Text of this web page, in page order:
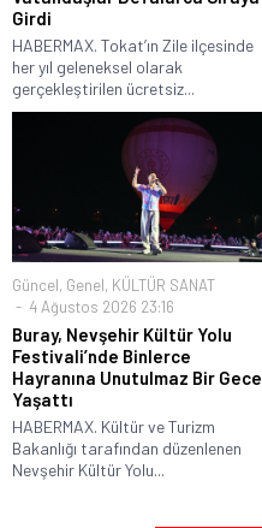
Girdi
HABERMAX. Tokat’ın Zile ilçesinde
her yıl geleneksel olarak
gerçekleştirilen ücretsiz...
Güncel, Genel, KÜLTÜR SANAT
4 Ağustos 2026 23:16
Buray, Nevşehir Kültür Yolu
Festivali’nde Binlerce
Hayranına Unutulmaz Bir Gece
Yaşattı
HABERMAX. Kültür ve Turizm
Bakanlığı tarafından düzenlenen
Nevşehir Kültür Yolu...